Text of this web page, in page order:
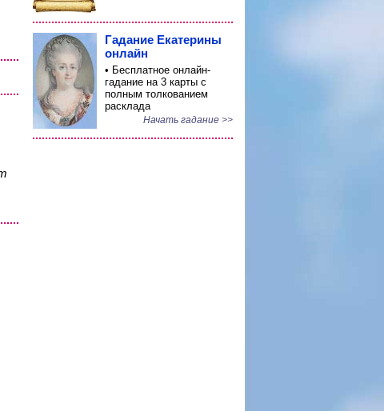
Гадание Екатерины
онлайн
• Бесплатное онлайн-
гадание на 3 карты с
полным толкованием
расклада
Начать гадание >>